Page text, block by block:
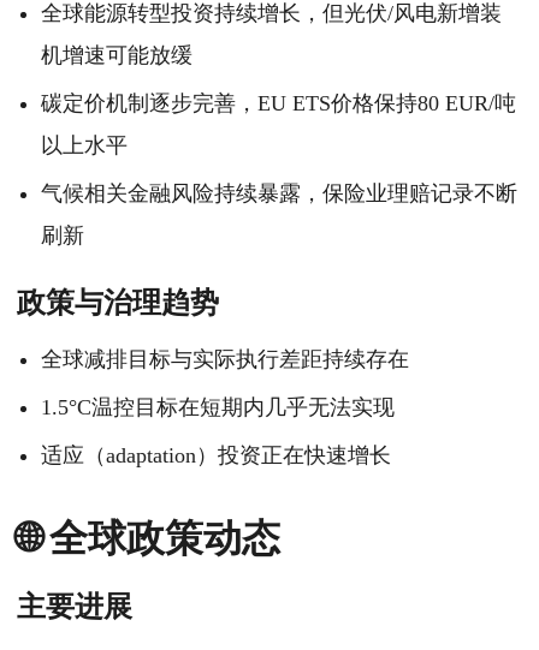
全球能源转型投资持续增长，但光伏/风电新增装
机增速可能放缓
碳定价机制逐步完善，EU ETS价格保持80 EUR/吨
以上水平
气候相关金融风险持续暴露，保险业理赔记录不断
刷新
政策与治理趋势
全球减排目标与实际执行差距持续存在
1.5°C温控目标在短期内几乎无法实现
适应（adaptation）投资正在快速增长
🌐 全球政策动态
主要进展